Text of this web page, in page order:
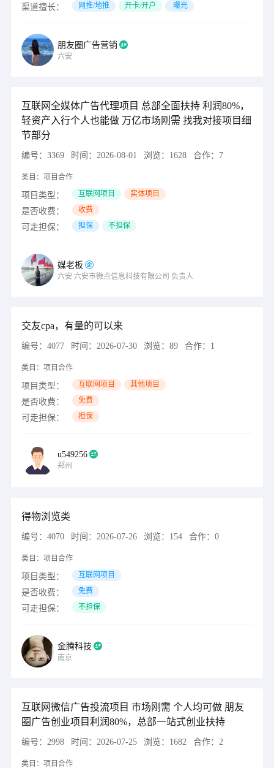
渠道擅长： 网推/地推 开卡/开户 曝光
朋友圈广告营销
六安
互联网全媒体广告代理项目 总部全面扶持 利润80%，
轻资产入行个人也能做 万亿市场刚需 找我对接项目细
节部分
编号： 3369 时间： 2026-08-01 浏览： 1628 合作： 7
类目： 项目合作
项目类型： 互联网项目 实体项目
是否收费： 收费
可走担保： 担保 不担保
媒老板
六安 六安市微点信息科技有限公司 负责人
交友cpa，有量的可以来
编号： 4077 时间： 2026-07-30 浏览： 89 合作： 1
类目： 项目合作
项目类型： 互联网项目 其他项目
是否收费： 免费
可走担保： 担保
u549256
郑州
得物浏览类
编号： 4070 时间： 2026-07-26 浏览： 154 合作： 0
类目： 项目合作
项目类型： 互联网项目
是否收费： 免费
可走担保： 不担保
金腾科技
南京
互联网微信广告投流项目 市场刚需 个人均可做 朋友
圈广告创业项目利润80%，总部一站式创业扶持
编号： 2998 时间： 2026-07-25 浏览： 1682 合作： 2
类目： 项目合作